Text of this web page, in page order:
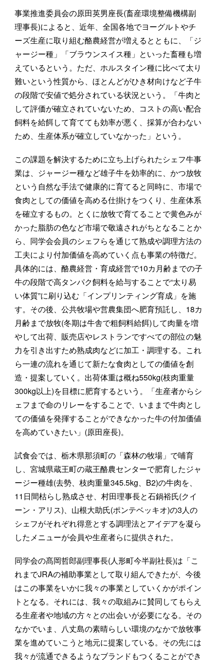
事業推進委員会の原田英男座長(畜産環境整備機構副
理事長)によると、近年、全国各地でヨーグルトやチ
ーズ生産に取り組む酪農経営が増えるとともに、「ジ
ャージー種」「ブラウンスイス種」といった畜種も増
えているという。ただ、ホルスタイン種に比べて太り
難いという性質から、ほとんどがひき材向けなど子牛
の段階で安値で処分されている状況という。「牛肉と
して評価が確立されていないため、コストの高い配合
飼料を給餌して育てても効率が悪く、採算が合わない
ため、生産体系が確立していなかった」という。
この課題を解決するために立ち上げられたシェフ牛事
業は、ジャージー種など雄子牛を効率的に、かつ放牧
という自然な手法で健康的に育てると同時に、市場で
食肉としての価値を高める仕掛けをつくり、生産体系
を確立するもの。とくに放牧で育てることで黄色みが
かった脂肪の色など市場で敬遠されがちとなることか
ら、同学会会員のシェフらを通じて熟成や調理方法の
工夫により付加価値を高めていく点も事業の特徴だ。
具体的には、酪農経営・育成経営で10カ月齢までの子
牛の段階で高タンパク飼料を給与することで“太り易
い体質”に刷り込む「インプリンティング育成」を施
す。その後、公共牧場や営農集団へ肥育預託し、18カ
月齢まで放牧(冬期は牛舎で粗飼料給餌)して肉量を増
やして出荷、販売店やレストランですべての部位の魅
力を引き出すため熟成肉などに加工・調理する。これ
ら一連の流れを通じて新たな食肉としての価値を創
造・提案していく。出荷体重は概ね550kg(枝肉重量
300kg以上)を目標に肥育するという。「生産者からシ
ェフまで命のリレーをすることで、いままで牛肉とし
ての価値を発揮することができなかった牛の付加価値
を高めていきたい」(原田座長)。
試食会では、栃木県那須町の「森林の牧場」で哺育
し、宮城県蔵王町の蔵王酪農センターで肥育したジャ
ージー種雄(去勢、枝肉重量345.5kg、B2)の牛肉を、
11日間枯らし熟成させ、村田理事長と石鍋裕氏(クイ
ーン・アリス)、山根大助氏(ポンテベッキオ)の3人の
シェフがそれぞれ得意とする調理法とアイデアを凝ら
したメニューが会員や生産者らに提供された。
同学会の髙岡哲郎副理事長(人形町今半副社長)は「こ
れまでJRAの補助事業として取り組んできたが、今後
はこの事業をいかに我々の事業としていくかがポイン
トとなる。それには、我々の取組みに賛同してもらえ
る生産者や地域の方々との出会いが必要になる。その
なかでいま、八丈島の素晴らしい環境のなかで放牧事
業を進めていこうと地元に提案している。その先には
我々が流通できるようなブランドもつくることができ